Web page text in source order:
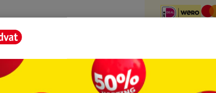
natuurlijke dekking geeft. De concealer
van parfum.